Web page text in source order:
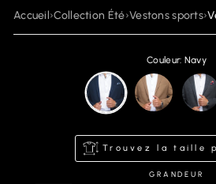
Accueil›Collection Été›Vestons sports›
Couleur: Navy
Trouvez la taille
GRANDEUR